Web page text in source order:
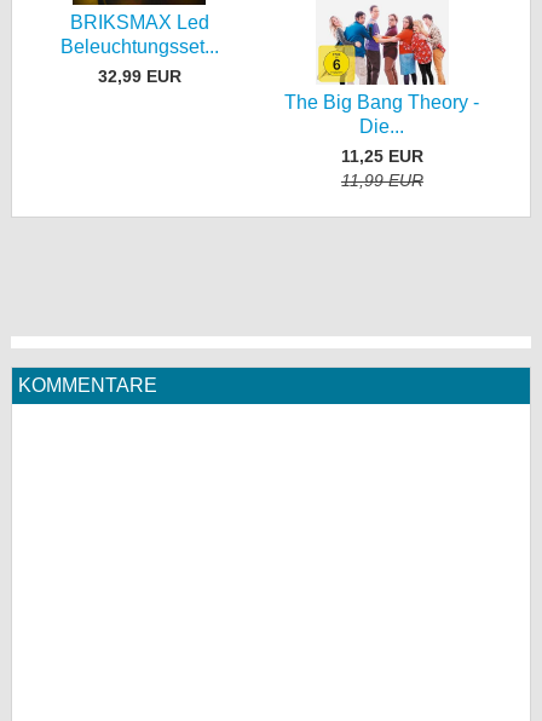
BRIKSMAX Led
Beleuchtungsset...
32,99 EUR
The Big Bang Theory -
Die...
11,25 EUR
11,99 EUR
KOMMENTARE